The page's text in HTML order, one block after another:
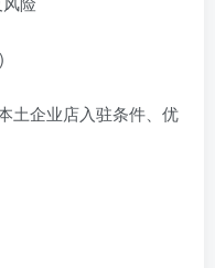
土企业店入驻条件、优